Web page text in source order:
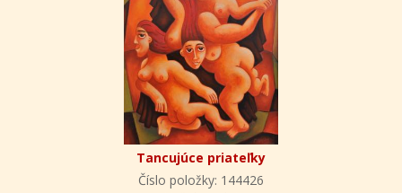
Tancujúce priateľky
Číslo položky: 144426